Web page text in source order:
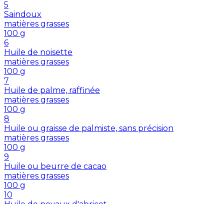
5
Saindoux
matières grasses
100 g
6
Huile de noisette
matières grasses
100 g
7
Huile de palme, raffinée
matières grasses
100 g
8
Huile ou graisse de palmiste, sans précision
matières grasses
100 g
9
Huile ou beurre de cacao
matières grasses
100 g
10